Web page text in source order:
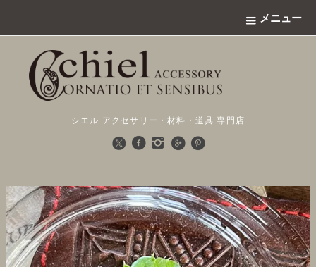
メニュー
シエル アクセサリー・材料・道具 専門店